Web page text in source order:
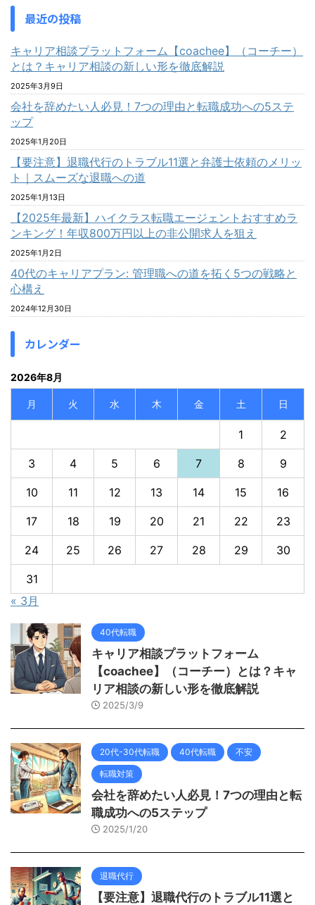
最近の投稿
キャリア相談プラットフォーム【coachee】（コーチー）
とは？キャリア相談の新しい形を徹底解説
2025年3月9日
会社を辞めたい人必見！7つの理由と転職成功への5ステ
ップ
2025年1月20日
【要注意】退職代行のトラブル11選と弁護士依頼のメリッ
ト｜スムーズな退職への道
2025年1月13日
【2025年最新】ハイクラス転職エージェントおすすめラ
ンキング！年収800万円以上の非公開求人を狙え
2025年1月2日
40代のキャリアプラン: 管理職への道を拓く5つの戦略と
心構え
2024年12月30日
カレンダー
2026年8月
月 火 水 木 金 土 日
1 2
3 4 5 6 7 8 9
10 11 12 13 14 15 16
17 18 19 20 21 22 23
24 25 26 27 28 29 30
31
« 3月
40代転職
キャリア相談プラットフォーム
【coachee】（コーチー）とは？キャ
リア相談の新しい形を徹底解説
2025/3/9
20代-30代転職 40代転職 不安
転職対策
会社を辞めたい人必見！7つの理由と転
職成功への5ステップ
2025/1/20
退職代行
【要注意】退職代行のトラブル11選と